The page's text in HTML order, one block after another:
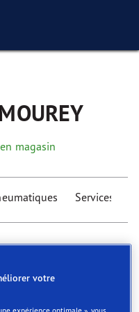
magasin
Services
votre